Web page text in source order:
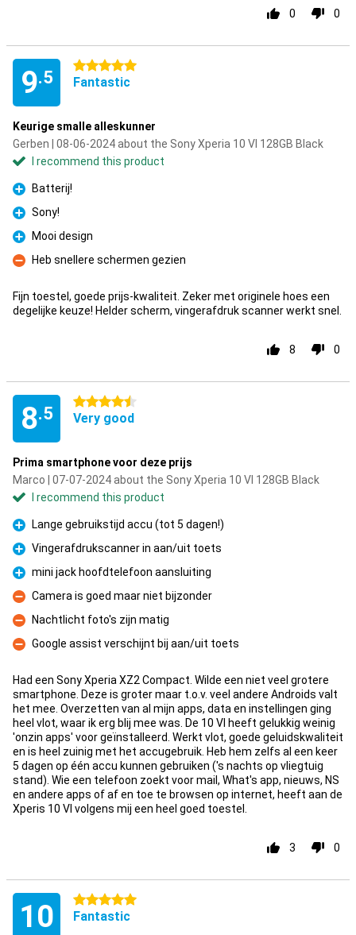
0 0
9.5
5 stars
Fantastic
Keurige smalle alleskunner
Gerben | 08-06-2024 about the Sony Xperia 10 VI 128GB Black
I recommend this product
Pro
Batterij!
Pro
Sony!
Pro
Mooi design
Con
Heb snellere schermen gezien
Fijn toestel, goede prijs-kwaliteit. Zeker met originele hoes een
degelijke keuze! Helder scherm, vingerafdruk scanner werkt snel.
8 0
8.5
4.5 stars
Very good
Prima smartphone voor deze prijs
Marco | 07-07-2024 about the Sony Xperia 10 VI 128GB Black
I recommend this product
Pro
Lange gebruikstijd accu (tot 5 dagen!)
Pro
Vingerafdrukscanner in aan/uit toets
Pro
mini jack hoofdtelefoon aansluiting
Con
Camera is goed maar niet bijzonder
Con
Nachtlicht foto's zijn matig
Con
Google assist verschijnt bij aan/uit toets
Had een Sony Xperia XZ2 Compact. Wilde een niet veel grotere
smartphone. Deze is groter maar t.o.v. veel andere Androids valt
het mee. Overzetten van al mijn apps, data en instellingen ging
heel vlot, waar ik erg blij mee was. De 10 VI heeft gelukkig weinig
'onzin apps' voor geïnstalleerd. Werkt vlot, goede geluidskwaliteit
en is heel zuinig met het accugebruik. Heb hem zelfs al een keer
5 dagen op één accu kunnen gebruiken ('s nachts op vliegtuig
stand). Wie een telefoon zoekt voor mail, What's app, nieuws, NS
en andere apps of af en toe te browsen op internet, heeft aan de
Xperis 10 VI volgens mij een heel goed toestel.
3 0
10 5 stars
Fantastic